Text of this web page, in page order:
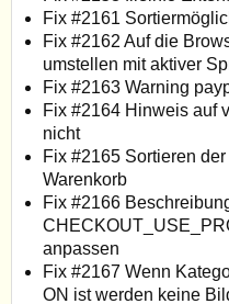
Fix #2161
Fix #2162 Auf die
umstellen mit aktiver
Fix #2163 Warning
Fix #2164 Hinweis auf
nicht
Fix #2165 Sortieren
Warenkorb
Fix #2166
anpassen
Fix #2167 Wenn
ON ist werden keine